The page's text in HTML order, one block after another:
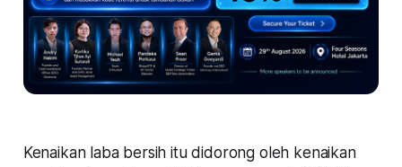
Kenaikan laba bersih itu didorong oleh kenaikan